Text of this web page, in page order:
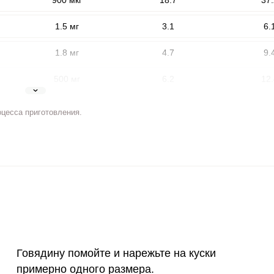
1.5 мг 3.1 6.1
1.8 мг 4.7
приготовления.
Говядину помойте и нарежьте на куски
примерно одного размера.